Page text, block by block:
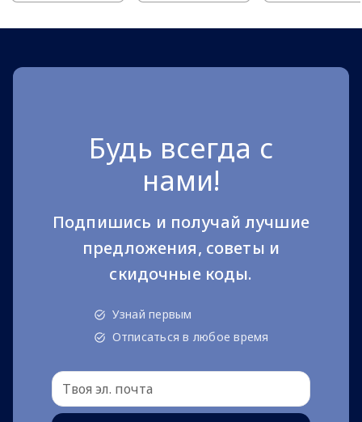
Будь всегда с
нами!
Подпишись и получай лучшие
предложения, советы и
скидочные коды.
Узнай первым
Отписаться в любое время